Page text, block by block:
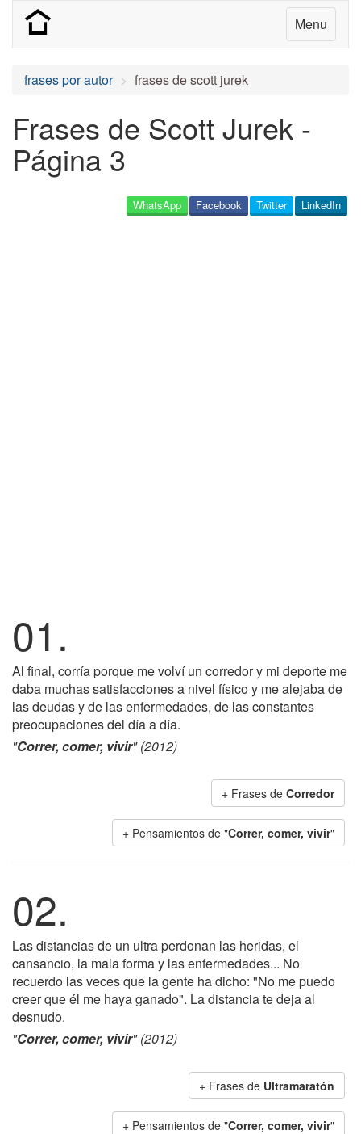
Menu
frases por autor frases de scott jurek
Frases de Scott Jurek -
Página 3
LinkedIn
Twitter
Facebook
WhatsApp
01.
Al final, corría porque me volví un corredor y mi deporte me
daba muchas satisfacciones a nivel físico y me alejaba de
las deudas y de las enfermedades, de las constantes
preocupaciones del día a día.
"Correr, comer, vivir" (2012)
+ Frases de Corredor
+ Pensamientos de "Correr, comer, vivir"
02.
Las distancias de un ultra perdonan las heridas, el
cansancio, la mala forma y las enfermedades... No
recuerdo las veces que la gente ha dicho: "No me puedo
creer que él me haya ganado". La distancia te deja al
desnudo.
"Correr, comer, vivir" (2012)
+ Frases de Ultramaratón
+ Pensamientos de "Correr, comer, vivir"